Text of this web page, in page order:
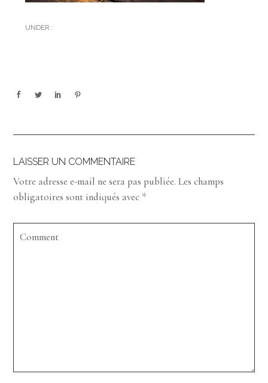
UNDER :
LAISSER UN COMMENTAIRE
Votre adresse e-mail ne sera pas publiée. Les champs
obligatoires sont indiqués avec *